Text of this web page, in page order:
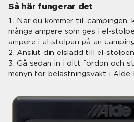
Så här fungerar det
När du kommer till campingen,
många ampere som ges i el-
ampere i el-stolpen på en
Anslut din elsladd till el-
Gå sedan in i ditt fordon och
menyn för belastningsvakt i Alde